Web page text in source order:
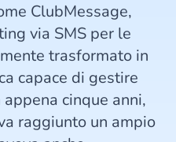
ClubMessage,
via SMS per le
trasformato in
capace di gestire
cinque anni,
raggiunto un ampio